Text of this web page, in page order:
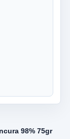
98% 75gr